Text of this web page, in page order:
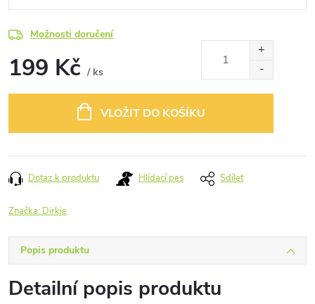
Možnosti doručení
199 Kč / ks
VLOŽIT DO KOŠÍKU
Dotaz k produktu Hlídací pes Sdílet
Značka: Dirkje
Popis produktu
Detailní popis produktu